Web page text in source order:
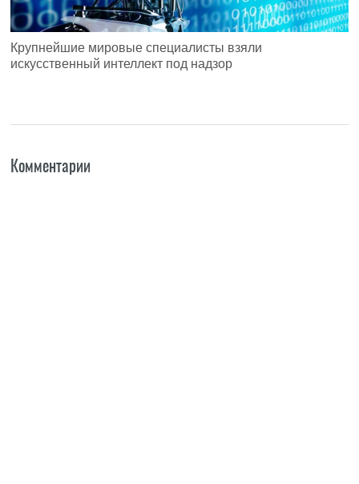
Крупнейшие мировые специалисты взяли
искусственный интеллект под надзор
Комментарии